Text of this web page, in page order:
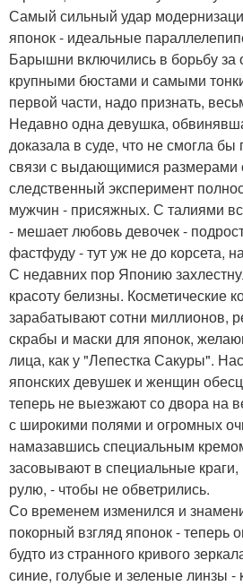
Самый сильный удар
японок - идеальные
Барышни включились в борьбу
крупными бюстами и самыми
первой части, надо признать,
Недавно одна девушка,
доказала в суде, что не смогла бы
связи с выдающимися размерами
следственный эксперимент
мужчин - присяжных. С талиями
- мешает любовь девочек -
фастфуду - тут уж не до корсета,
С недавних пор Японию
красоту белизны. Косметические
зарабатывают сотни миллионов,
скрабы и маски для японок,
лица, как у "Лепестка Сакуры".
японских девушек и женщин
теперь не выезжают со двора на
с широкими полями и огромных
намазавшись специальным
засовывают в специальные
рулю, - чтобы не обветрились.
Со временем изменился и
покорный взгляд японок - теперь
будто из странного кривого
синие, голубые и зеленые линзы -